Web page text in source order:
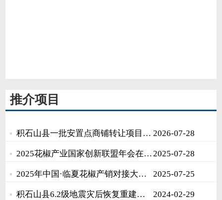
推介项目
积石山县一批安置点商铺转让项目合集 2026-07-28
2025花椒产业国家创新联盟年会在临夏召开 2025-07-28
2025年中国·临夏花椒产销对接大会召开 2025-07-25
积石山县6.2级地震灾后恢复重建交通基础设施项目开工推进会议召开 2024-02-29